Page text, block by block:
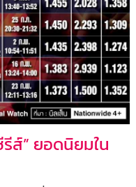
ส์” ยอดนิยมใน